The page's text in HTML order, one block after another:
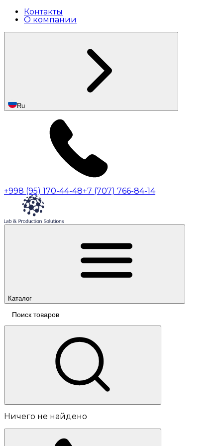
Контакты
О компании
Ru
+998 (95) 170-44-48+7 (707) 766-84-14
Каталог
Ничего не найдено